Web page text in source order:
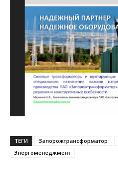
ТЕГИ Запорожтрансформатор
Энергоменеджмент